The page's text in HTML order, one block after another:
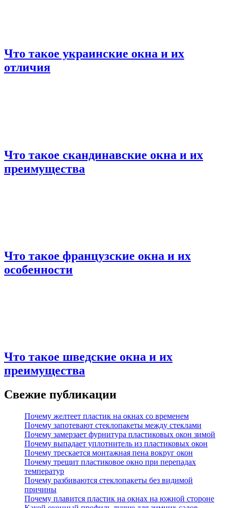
Что такое украинские окна и их
отличия
Что такое скандинавские окна и их
преимущества
Что такое французские окна и их
особенности
Что такое шведские окна и их
преимущества
Свежие публикации
Почему желтеет пластик на окнах со временем
Почему запотевают стеклопакеты между стеклами
Почему замерзает фурнитура пластиковых окон зимой
Почему выпадает уплотнитель из пластиковых окон
Почему трескается монтажная пена вокруг окон
Почему трещит пластиковое окно при перепадах
температур
Почему разбиваются стеклопакеты без видимой
причины
Почему плавится пластик на окнах на южной стороне